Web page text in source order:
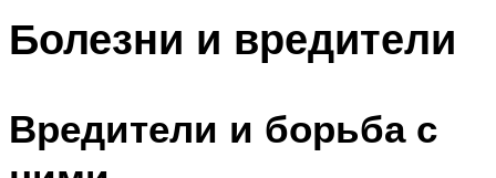
Болезни и вредители
Вредители и борьба с